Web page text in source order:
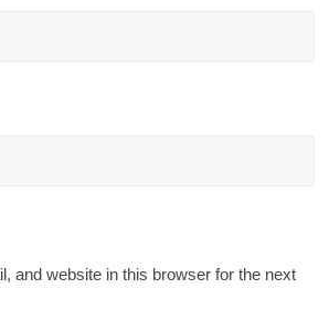
and website in this browser for the next